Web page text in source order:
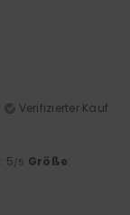
Verifizierter Kauf
: 5/5 Größe: